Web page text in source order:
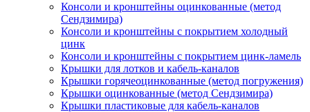
Консоли и кронштейны оцинкованные (метод
Сендзимира)
Консоли и кронштейны с покрытием холодный
цинк
Консоли и кронштейны с покрытием цинк-ламель
Крышки для лотков и кабель-каналов
Крышки горячеоцинкованные (метод погружения)
Крышки оцинкованные (метод Сендзимира)
Крышки пластиковые для кабель-каналов